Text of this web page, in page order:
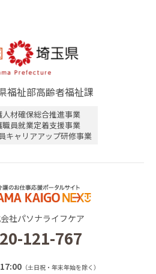
福祉部高齢者福祉課
材確保総合推進事業
員就業定着支援事業
キャリアアップ研修事業
社パソナライフケア
121-767
（土日祝・年末年始を除く）